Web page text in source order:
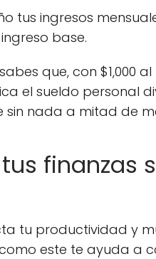
tus ingresos
base.
que, con $1,000
el sueldo personal
nada a mitad de
finanzas
tu productividad y
este te ayuda a